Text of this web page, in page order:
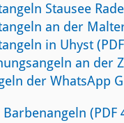
Stausee
an der
in Uhyst
an der
der WhatsApp
(PDF